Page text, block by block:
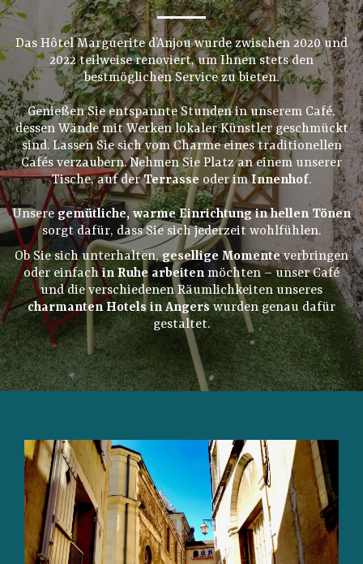
Das Hôtel Marguerite d’Anjou wurde zwischen 2020 und
2022 teilweise renoviert, um Ihnen stets den
bestmöglichen Service zu bieten.
Genießen Sie entspannte Stunden in unserem Café,
dessen Wände mit Werken lokaler Künstler geschmückt
sind. Lassen Sie sich vom Charme eines traditionellen
Cafés verzaubern. Nehmen Sie Platz an einem unserer
Tische, auf derTerrasse oder imInnenhof.
Unseregemütliche, warme Einrichtung in hellen Tönen
sorgt dafür, dass Sie sich jederzeit wohlfühlen.
Ob Sie sich unterhalten,gesellige Momenteverbringen
oder einfachin Ruhe arbeiten möchten – unser Café
und die verschiedenen Räumlichkeiten unseres
charmanten Hotels in Angerswurden genau dafür
gestaltet.